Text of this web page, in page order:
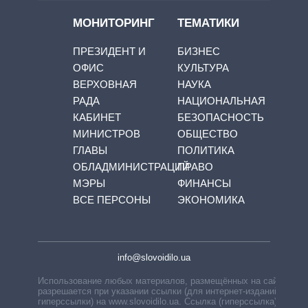
МОНИТОРИНГ
ПРЕЗИДЕНТ И
ОФИС
ВЕРХОВНАЯ
РАДА
КАБИНЕТ
МИНИСТРОВ
ГЛАВЫ
ОБЛАДМИНИСТРАЦИЙ
МЭРЫ
ВСЕ ПЕРСОНЫ
ТЕМАТИКИ
БИЗНЕС
КУЛЬТУРА
НАУКА
НАЦИОНАЛЬНАЯ
БЕЗОПАСНОСТЬ
ОБЩЕСТВО
ПОЛИТИКА
ПРАВО
ФИНАНСЫ
ЭКОНОМИКА
info@slovoidilo.ua
Использование любых материалов, размещённых на сайте,
разрешается при указании ссылки (для интернет-изданий —
гиперссылки) на www.slovoidilo.ua. Ссылка (гиперссылка)